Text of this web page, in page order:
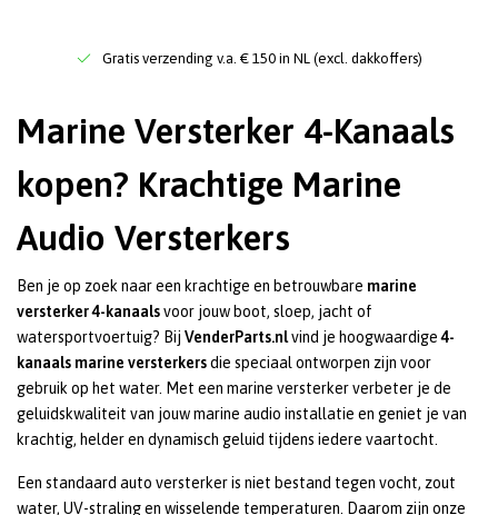
Gratis verzending v.a. € 150 in NL (excl. dakkoffers)
Marine Versterker 4-Kanaals
kopen? Krachtige Marine
Audio Versterkers
Ben je op zoek naar een krachtige en betrouwbare marine
versterker 4-kanaalsvoor jouw boot, sloep, jacht of
watersportvoertuig? Bij VenderParts.nlvind je hoogwaardige4-
kanaals marine versterkersdie speciaal ontworpen zijn voor
gebruik op het water. Met een marine versterker verbeter je de
geluidskwaliteit van jouw marine audio installatie en geniet je van
krachtig, helder en dynamisch geluid tijdens iedere vaartocht.
Een standaard auto versterker is niet bestand tegen vocht, zout
water, UV-straling en wisselende temperaturen. Daarom zijn onze